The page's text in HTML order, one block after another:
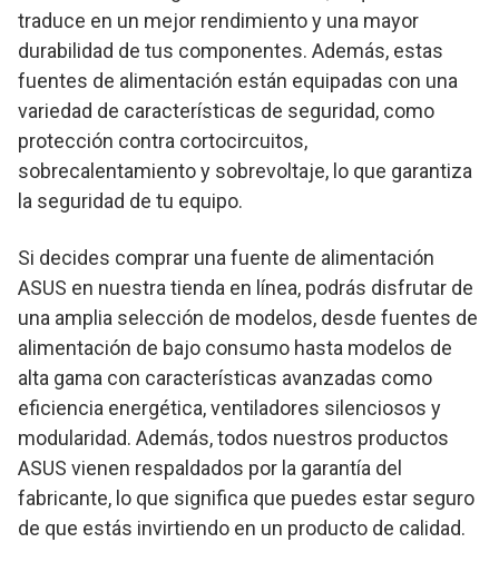
traduce en un mejor rendimiento y una mayor
durabilidad de tus componentes. Además, estas
fuentes de alimentación están equipadas con una
variedad de características de seguridad, como
protección contra cortocircuitos,
sobrecalentamiento y sobrevoltaje, lo que garantiza
la seguridad de tu equipo.
Si decides comprar una fuente de alimentación
ASUS en nuestra tienda en línea, podrás disfrutar de
una amplia selección de modelos, desde fuentes de
alimentación de bajo consumo hasta modelos de
alta gama con características avanzadas como
eficiencia energética, ventiladores silenciosos y
modularidad. Además, todos nuestros productos
ASUS vienen respaldados por la garantía del
fabricante, lo que significa que puedes estar seguro
de que estás invirtiendo en un producto de calidad.